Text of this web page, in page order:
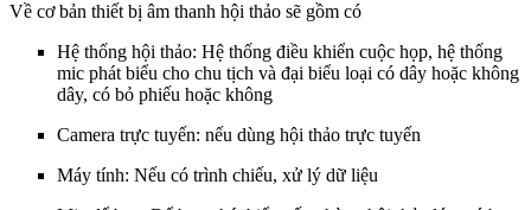
Về cơ bản thiết bị âm thanh hội thảo sẽ gồm có
Hệ thống hội thảo: Hệ thống điều khiển cuộc họp, hệ thống
mic phát biểu cho chu tịch và đại biểu loại có dây hoặc không
dây, có bỏ phiếu hoặc không
Camera trực tuyến: nếu dùng hội thảo trực tuyến
Máy tính: Nếu có trình chiếu, xử lý dữ liệu